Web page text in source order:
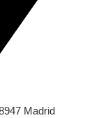
Madrid